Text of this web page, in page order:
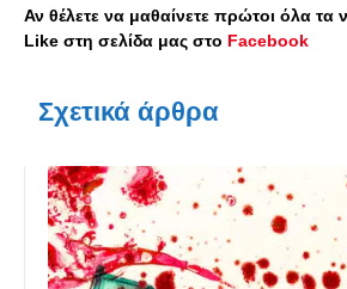
Αν θέλετε να μαθαίνετε πρώτοι όλα τα
Like στη σελίδα μας στο Facebook
Σχετικά άρθρα